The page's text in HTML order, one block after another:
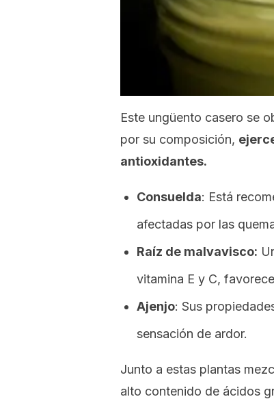
Este ungüento casero se
por su composición,
antioxidantes.
Consuelda: Está
afectadas por las
Raíz de malvavisco:
vitamina E y C,
Ajenjo: Sus
sensación de ardor.
Junto a estas plantas
alto contenido de ácidos